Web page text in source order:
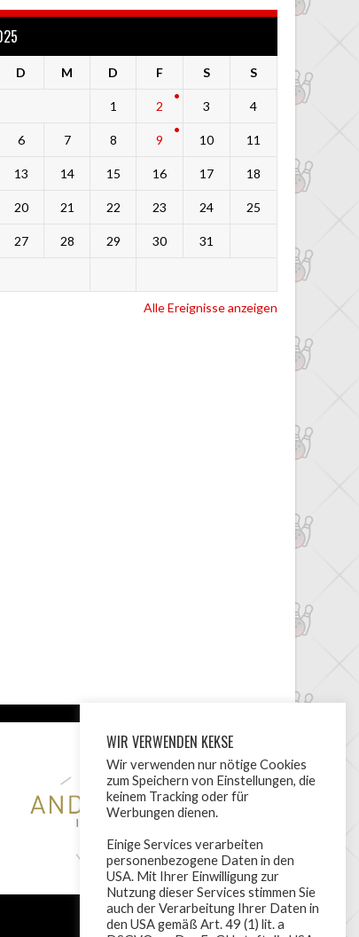
D M D F S S
1 2 3 4
6 7 8 9 10 11
13 14 15 16 17 18
20 21 22 23 24 25
27 28 29 30 31
Alle Ereignisse anzeigen
WIR VERWENDEN KEKSE
Wir verwenden nur nötige Cookies
zum Speichern von Einstellungen, die
keinem Tracking oder für
Werbungen dienen.
Einige Services verarbeiten
personenbezogene Daten in den
USA. Mit Ihrer Einwilligung zur
Nutzung dieser Services stimmen Sie
auch der Verarbeitung Ihrer Daten in
den USA gemäß Art. 49 (1) lit. a